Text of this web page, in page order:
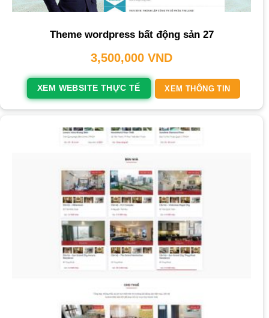
Theme wordpress bất động sản 27
3,500,000 VND
XEM WEBSITE THỰC TẾ XEM THÔNG TIN